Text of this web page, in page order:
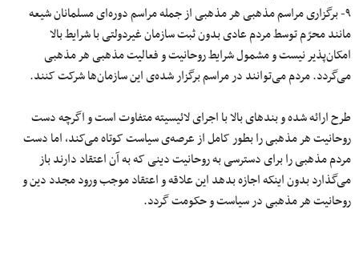
۹- برگزاری مراسم مذهبی هر مذهبی از جمله مراسم دوره‌ای مسلمانان شیعه
مانند محرّم توسط مردم عادی بدون ثبت سازمان غیردولتی با شرایط بالا
امکان‌پذیر نیست و مشمول شرایط روحانیت و فعالیت مذهبی هر مذهبی
می‌گردد. مردم می‌توانند در مراسم برگزار شده‌ی این سازمان‌ها شرکت کنند.
طرح ارائه شده و بندهای بالا با اجرای لائیسیته متفاوت است و اگرچه دست
روحانیت هر مذهبی را بطور کامل از عرصه‌ی سیاست کوتاه می‌کند، اما دست
مردم مذهبی را برای دسترسی به روحانیت دینی که به آن اعتقاد دارند باز
می‌گذارد بدون اینکه اجازه بدهد این علاقه و اعتقاد موجب ورود مجدد دین و
روحانیت هر مذهبی در سیاست و حکومت گردد.